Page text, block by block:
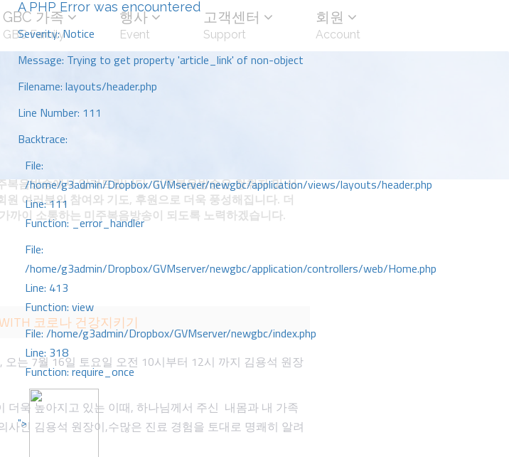
A PHP Error was encountered
Severity: Notice
Message: Trying to get property 'article_link' of non-object
Filename: layouts/header.php
Line Number: 111
Backtrace:
File:
/home/g3admin/Dropbox/GVMserver/newgbc/application/views/layouts/header.php
Line: 111
Function: _error_handler
File:
/home/g3admin/Dropbox/GVMserver/newgbc/application/controllers/web/Home.php
Line: 413
Function: view
File: /home/g3admin/Dropbox/GVMserver/newgbc/index.php
Line: 318
Function: require_once
">
GBC 가족
GBC Family
행사
Event
고객센터
Support
회원
Account
복음방송에서 알려드립니다. 미주복음방송은 청취자 및 선
원 여러분의 참여와 기도, 후원으로 더욱 풍성해집니다. 더
까이 소통하는 미주복음방송이 되도록 노력하겠습니다.
코로나 건강지키기
는 7월 16일 토요일 오전 10시부터 12시 까지 김용석 원장
더욱 높아지고 있는 이때, 하나님께서 주신 내몸과 내 가족
인 김용석 원장이,수많은 진료 경험을 토대로 명쾌히 알려